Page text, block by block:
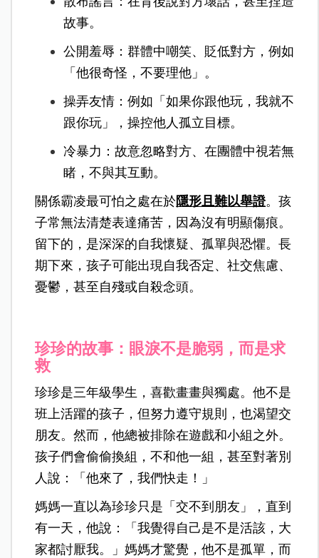
故事。
公開羞辱：群體中嘲笑、貶低對方，例如
「他很奇怪，不要理他」。
操弄友情：例如「如果你跟他玩，我就不
跟你玩」，操控他人孤立目標。
冷暴力：故意忽略對方、在團體中視若無
睹，不與其互動。
關係霸凌最可怕之處在於隱形且難以舉證。孩
子常無法清楚表達痛苦，因為沒有明顯傷痕。
留下的，是深深的自我懷疑、孤單與恐懼。長
期下來，孩子可能出現自我否定、社交焦慮、
憂鬱，甚至自殘或自殺念頭。
珍珍的故事：眼淚不是脆弱，而是求
救
珍珍是三年級學生，喜歡畫畫與獨處。他不是
班上活躍的孩子，但努力遵守規則，也渴望交
朋友。然而，他總被排除在遊戲和小組之外。
孩子們會偷偷換組，不和他一組，甚至對著別
人說：「他來了，我們快走！」
媽媽一直以為珍珍只是「交不到朋友」，直到
有一天，他說：「我覺得自己是不是活該，大
家都討厭我。」媽媽才驚覺，他不是孤單，而